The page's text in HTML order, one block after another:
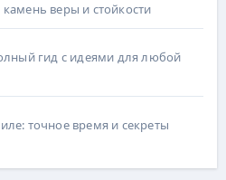
веры и стойкости
гид с идеями для любой
точное время и секреты